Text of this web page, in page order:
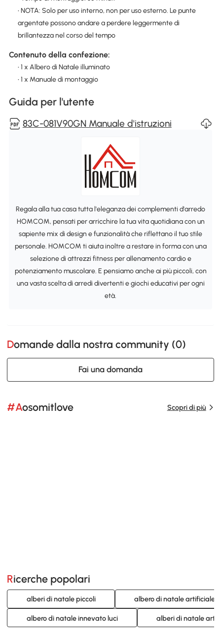
• NOTA: Solo per uso interno, non per uso esterno. Le punte
argentate possono andare a perdere leggermente di
brillantezza nel corso del tempo
Contenuto della confezione:
• 1 x Albero di Natale illuminato
• 1 x Manuale di montaggio
Guida per l'utente
83C-081V90GN Manuale d'istruzioni
Regala alla tua casa tutta l'eleganza dei complementi d'arredo
HOMCOM, pensati per arricchire la tua vita quotidiana con un
sapiente mix di design e funzionalità che riflettano il tuo stile
personale. HOMCOM ti aiuta inoltre a restare in forma con una
selezione di attrezzi fitness per allenamento cardio e
potenziamento muscolare. E pensiamo anche ai più piccoli, con
una vasta scelta di arredi divertenti e giochi educativi per ogni
età.
Domande dalla nostra community (0)
Fai una domanda
#Aosomitlove Scopri di più
Ricerche popolari
alberi di natale piccoli albero di natale artificiale
albero di natale innevato luci alberi di natale